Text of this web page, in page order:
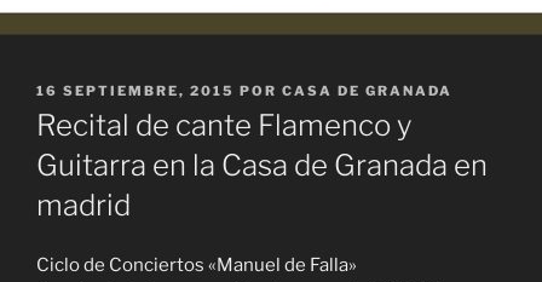
PUBLICADO
EL
16 SEPTIEMBRE, 2015 POR CASA DE GRANADA
Recital de cante Flamenco y
Guitarra en la Casa de Granada en
madrid
Ciclo de Conciertos «Manuel de Falla»